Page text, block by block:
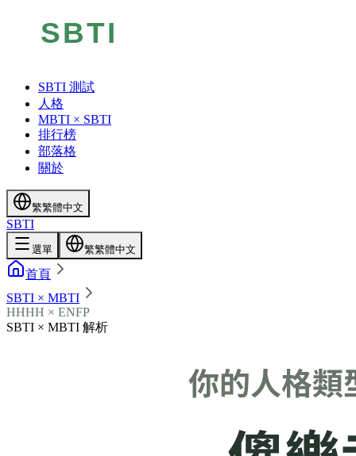
SBTI 測試
人格
MBTI × SBTI
排行榜
部落格
關於
繁繁體中文
SBTI
選單 繁繁體中文
首頁
SBTI × MBTI
HHHH × ENFP
SBTI × MBTI 解析